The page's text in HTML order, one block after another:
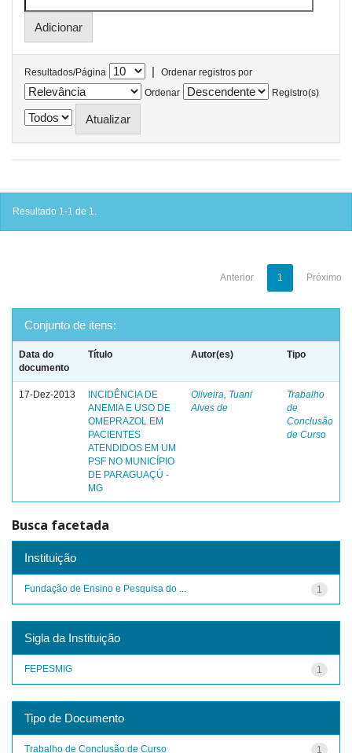
Resultados/Página |
Ordenar registros por
Ordenar
Registro(s)
Resultado 1-1 de 1.
Anterior 1 Próximo
Conjunto de itens:
Data do
documento
Título Autor(es) Tipo
17-Dez-2013
INCIDÊNCIA DE
ANEMIA E USO DE
OMEPRAZOL EM
PACIENTES
ATENDIDOS EM UM
PSF NO MUNICÍPIO
DE PARAGUAÇÚ -
MG
Oliveira, Tuani
Alves de
Trabalho
de
Conclusão
de Curso
Busca facetada
Instituição
1
Fundação de Ensino e Pesquisa do ...
Sigla da Instituição
1
FEPESMIG
Tipo de Documento
1
Trabalho de Conclusão de Curso